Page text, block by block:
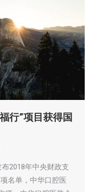
行”项目获得国
2018年中央财政支
名单，中华口腔医